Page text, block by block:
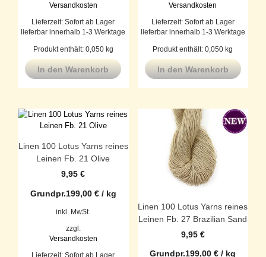
Versandkosten
Lieferzeit:Sofort ab Lager
lieferbar innerhalb 1-3 Werktage
Produkt enthält: 0,050 kg
In den Warenkorb
Versandkosten
Lieferzeit: Sofort ab Lager
lieferbar innerhalb 1-3 Werktage
Produkt enthält: 0,050kg
In den Warenkorb
Linen 100 Lotus Yarns reines
Leinen Fb. 21 Olive
9,95€
Grundpr.199,00 €/ kg
inkl. MwSt.
zzgl.
Versandkosten
Lieferzeit:Sofort ab Lager
Linen 100 Lotus Yarns reines
Leinen Fb. 27 Brazilian Sand
9,95 €
Grundpr.199,00€ / kg